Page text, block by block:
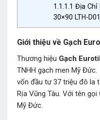
1.1.1.1 Địa Chỉ
30×90 LTH-
Giới thiệu về Gạch
Thương hiệu Gạch
TNHH gạch men Mỹ
vốn đầu tư 37 triệu đô la
Rịa Vũng Tàu. Với tên
Mỹ Đức.